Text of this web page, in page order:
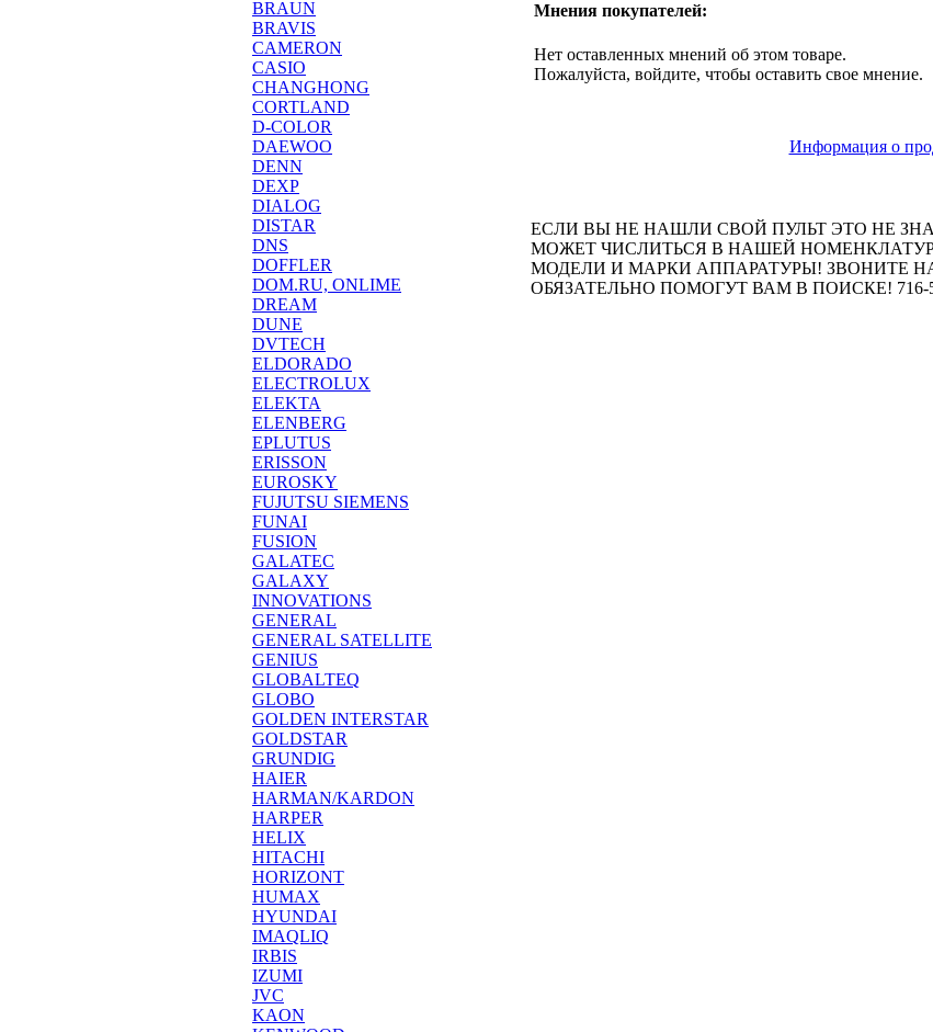
BRAUN
BRAVIS
CAMERON
CASIO
CHANGHONG
CORTLAND
D-COLOR
DAEWOO
DENN
DEXP
DIALOG
DISTAR
DNS
DOFFLER
DOM.RU, ONLIME
DREAM
DUNE
DVTECH
ELDORADO
ELECTROLUX
ELEKTA
ELENBERG
EPLUTUS
ERISSON
EUROSKY
FUJUTSU SIEMENS
FUNAI
FUSION
GALATEC
GALAXY
INNOVATIONS
GENERAL
GENERAL SATELLITE
GENIUS
GLOBALTEQ
GLOBO
GOLDEN INTERSTAR
GOLDSTAR
GRUNDIG
HAIER
HARMAN/KARDON
HARPER
HELIX
HITACHI
HORIZONT
HUMAX
HYUNDAI
IMAQLIQ
IRBIS
IZUMI
JVC
KAON
Мнения покупателей:
Нет оставленных мнений об этом товаре.
Пожалуйста, войдите, чтобы оставить свое мнение.
Информация о
ЕСЛИ ВЫ НЕ НАШЛИ СВОЙ ПУЛЬТ ЭТО НЕ
МОЖЕТ ЧИСЛИТЬСЯ В НАШЕЙ
МОДЕЛИ И МАРКИ АППАРАТУРЫ! ЗВОНИТЕ
ОБЯЗАТЕЛЬНО ПОМОГУТ ВАМ В ПОИСКЕ! 716-